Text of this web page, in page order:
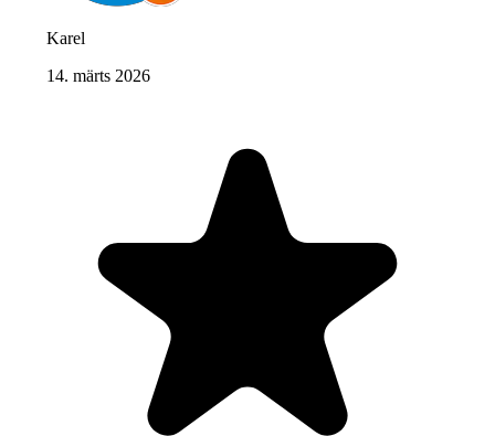
Karel
14. märts 2026